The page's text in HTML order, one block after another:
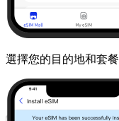
選擇您的目的地和套餐